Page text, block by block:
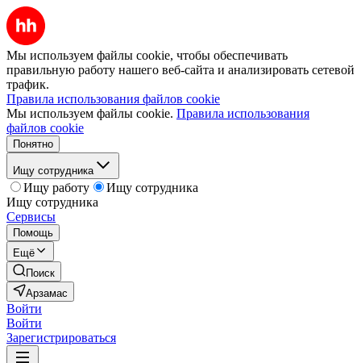
Мы используем файлы cookie, чтобы обеспечивать
правильную работу нашего веб-сайта и анализировать сетевой
трафик.
Правила использования файлов cookie
Мы используем файлы cookie. Правила использования
файлов cookie
Понятно
Ищу сотрудника
Ищу работу
Ищу сотрудника
Ищу сотрудника
Сервисы
Помощь
Ещё
Поиск
Арзамас
Войти
Войти
Зарегистрироваться